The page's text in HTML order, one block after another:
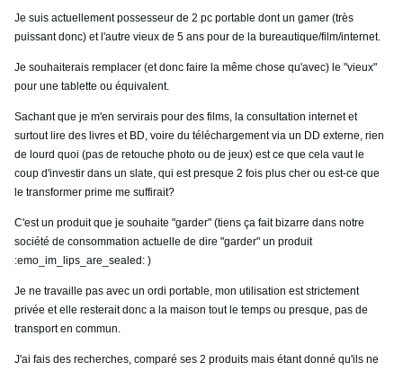
Je suis actuellement possesseur de 2 pc portable dont un gamer (très
puissant donc) et l'autre vieux de 5 ans pour de la bureautique/film/internet.
Je souhaiterais remplacer (et donc faire la même chose qu'avec) le "vieux"
pour une tablette ou équivalent.
Sachant que je m'en servirais pour des films, la consultation internet et
surtout lire des livres et BD, voire du téléchargement via un DD externe, rien
de lourd quoi (pas de retouche photo ou de jeux) est ce que cela vaut le
coup d'investir dans un slate, qui est presque 2 fois plus cher ou est-ce que
le transformer prime me suffirait?
C'est un produit que je souhaite "garder" (tiens ça fait bizarre dans notre
société de consommation actuelle de dire "garder" un produit
:emo_im_lips_are_sealed: )
Je ne travaille pas avec un ordi portable, mon utilisation est strictement
privée et elle resterait donc a la maison tout le temps ou presque, pas de
transport en commun.
J'ai fais des recherches, comparé ses 2 produits mais étant donné qu'ils ne